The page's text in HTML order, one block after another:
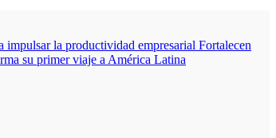
impulsar la productividad empresarial Fortalecen
su primer viaje a América Latina